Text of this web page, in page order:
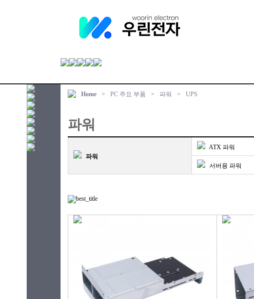
Home > PC 주요 부품 > 파워 > UPS
파워
파워
ATX 파워
서버용 파워